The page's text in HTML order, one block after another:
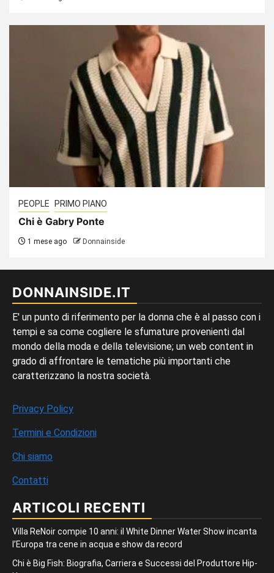
PEOPLE PRIMO PIANO
Chi è Gabry Ponte
1 mese ago Donnainside
DONNAINSIDE.IT
E' un punto di riferimento per la donna che è al passo con i
tempi e sa come cogliere le sfumature provenienti dal
mondo della moda e della televisione; un web content in
grado di affrontare le tematiche più importanti che
caratterizzano la nostra società.
Privacy Policy
Termini e Condizioni
Chi siamo
Contatti
ARTICOLI RECENTI
Villa ReNoir compie 10 anni: il White Dinner Water Show incanta
l’Europa tra cene in acqua e show da record
Chi è Big Fish: Biografia, Carriera e Successi del Produttore Hip-